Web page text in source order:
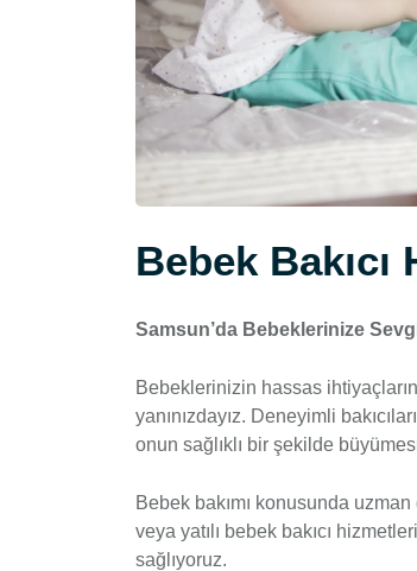
Bebek
Samsun’da Bebeklerinize
Bebeklerinizin hassas
yanınızdayız. Deneyimli
onun sağlıklı bir şekilde
Bebek bakımı konusunda
veya yatılı bebek bakıcı
sağlıyoruz.